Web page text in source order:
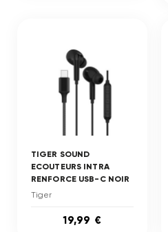
TIGER SOUND
ECOUTEURS INTRA
RENFORCE USB-C NOIR
Tiger
19,99 €